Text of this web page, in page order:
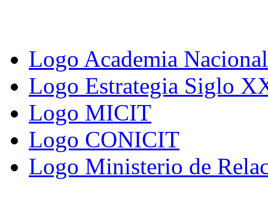
Logo Academia
Logo Estrategia Siglo
Logo MICIT
Logo CONICIT
Logo Ministerio de